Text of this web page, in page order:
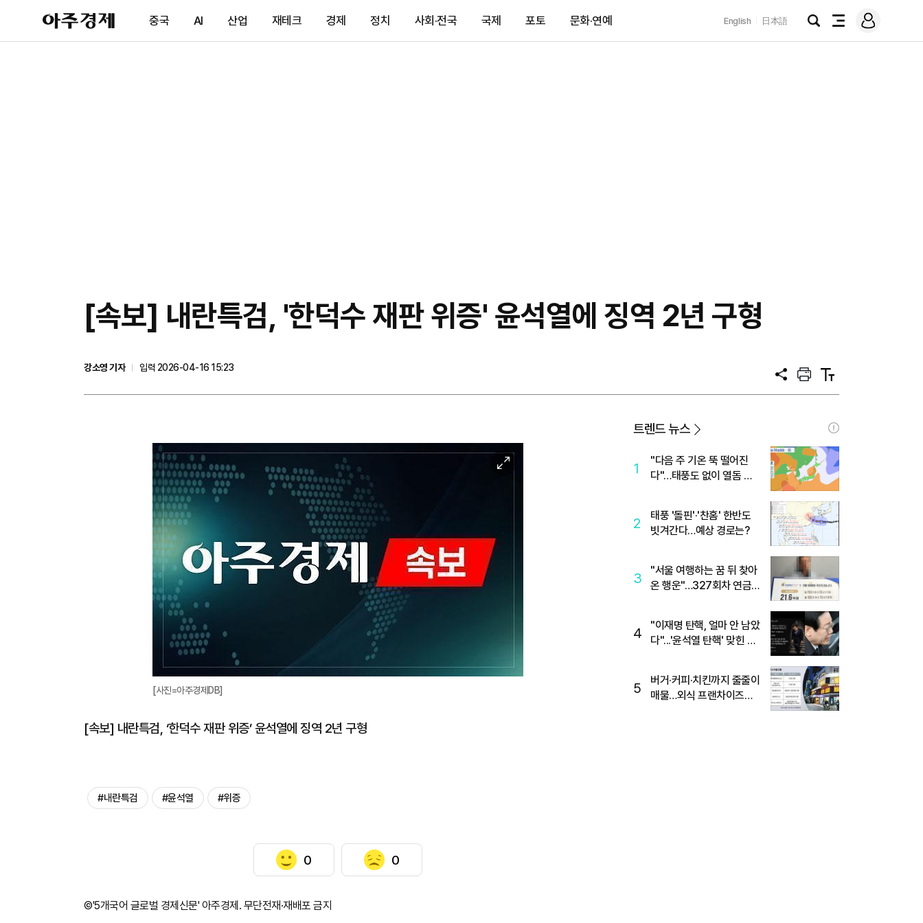
아
주
제
중국 AI 산업 재테크 경제 정치 사회·전국 국제 포토 문화·연예 English 日本語
검
전
메
그
[속보] 내란특검, '한덕수 재판 위증' 윤석열에 징역 2년 구형
강소영 기자
입력 2026-04-16 15:23
공
프
트
텍
트
대
[사진=아주경제DB]
[속보] 내란특검, ‘한덕수 재판 위증’ 윤석열에 징역 2년 구형
#내란특검 #윤석열 #위증
0 0
©'5개국어 글로벌 경제신문' 아주경제. 무단전재·재배포 금지
트렌드 뉴스
1
"다음 주 기온 뚝 떨어진
다"…태풍도 없이 열돔 박
2
태풍 '돌핀'·'찬홈' 한반도
빗겨간다…예상 경로는?
3
"서울 여행하는 꿈 뒤 찾아
온 행운"…327회차 연금
4
"이재명 탄핵, 얼마 안 남았
다"...'윤석열 탄핵' 맞힌 무
5
버거·커피·치킨까지 줄줄이
매물…외식 프랜차이즈